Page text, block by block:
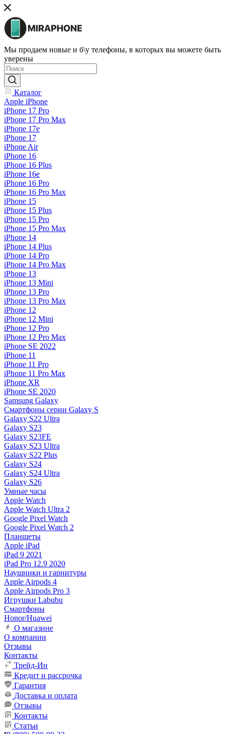
Мы продаем новые и б\у телефоны, в которых вы можете быть
уверены
Каталог
Apple iPhone
iPhone 17 Pro
iPhone 17 Pro Max
iPhone 17e
iPhone 17
iPhone Air
iPhone 16
iPhone 16 Plus
iPhone 16e
iPhone 16 Pro
iPhone 16 Pro Max
iPhone 15
iPhone 15 Plus
iPhone 15 Pro
iPhone 15 Pro Max
iPhone 14
iPhone 14 Plus
iPhone 14 Pro
iPhone 14 Pro Max
iPhone 13
iPhone 13 Mini
iPhone 13 Pro
iPhone 13 Pro Max
iPhone 12
iPhone 12 Mini
iPhone 12 Pro
iPhone 12 Pro Max
iPhone SE 2022
iPhone 11
iPhone 11 Pro
iPhone 11 Pro Max
iPhone XR
iPhone SE 2020
Samsung Galaxy
Смартфоны серии Galaxy S
Galaxy S22 Ultra
Galaxy S23
Galaxy S23FE
Galaxy S23 Ultra
Galaxy S22 Plus
Galaxy S24
Galaxy S24 Ultra
Galaxy S26
Умные часы
Apple Watch
Apple Watch Ultra 2
Google Pixel Watch
Google Pixel Watch 2
Планшеты
Apple iPad
iPad 9 2021
iPad Pro 12.9 2020
Наушники и гарнитуры
Apple Airpods 4
Apple Airpods Pro 3
Игрушки Labubu
Смартфоны
Honor/Huawei
О магазине
О компании
Отзывы
Контакты
Трейд-Ин
Кредит и рассрочка
Гарантия
Доставка и оплата
Отзывы
Контакты
Статьи